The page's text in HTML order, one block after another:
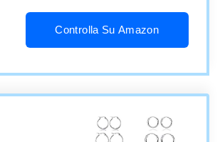
Controlla Su Amazon